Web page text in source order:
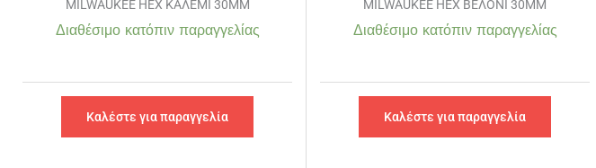
MILWAUKEE HEX ΚΑΛΕΜΙ 30MM
Διαθέσιμο κατόπιν παραγγελίας
Καλέστε για παραγγελία
MILWAUKEE HEX ΒΕΛΟΝΙ 30MM
Διαθέσιμο κατόπιν παραγγελίας
Καλέστε για παραγγελία